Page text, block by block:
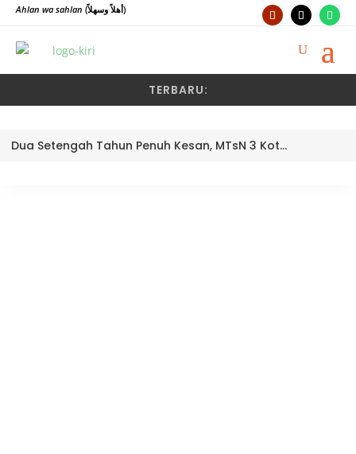
Ahlan wa sahlan (أهلاً وسهلاً)
TERBARU:
Dua Setengah Tahun Penuh Kesan, MTsN 3 Kota Padang Lepas Pengawas Pembina Dra. Nayusminar Nasrun